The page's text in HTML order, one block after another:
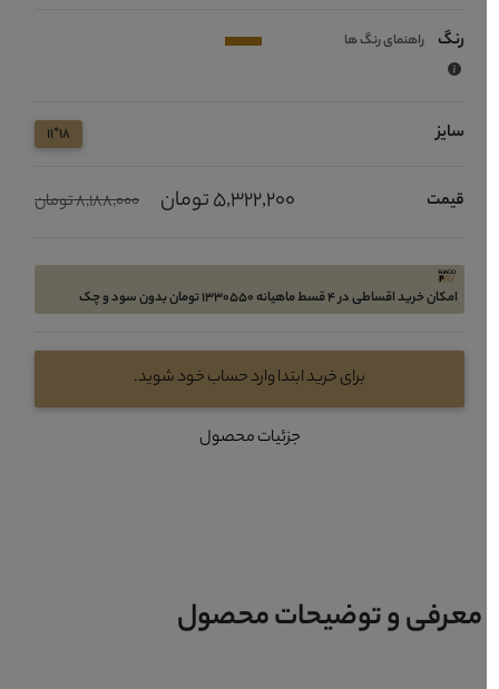
رنگ راهنمای رنگ ها
سایز
قیمت 5,322,200 تومان 8,188,000 تومان
امکان خرید اقساطی در 4 قسط ماهیانه 1330550 تومان بدون سود و چک
برای خرید ابتدا وارد حساب خود شوید.
جزئیات محصول
معرفی و توضیحات محصول